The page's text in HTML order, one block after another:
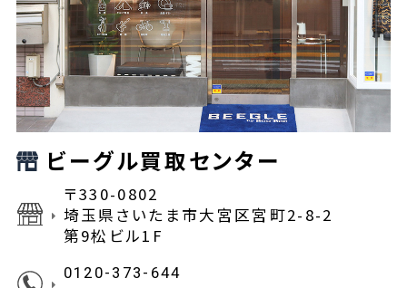
ビーグル買取センター
〒330-0802
埼玉県さいたま市大宮区宮町2-8-2
第9松ビル1F
0120-373-644